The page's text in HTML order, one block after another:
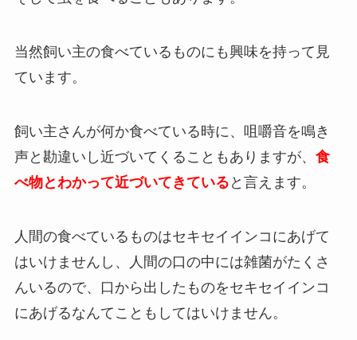
当然飼い主の食べているものにも興味を持って見
ています。
飼い主さんが何か食べている時に、咀嚼音を鳴き
声と勘違いし近づいてくることもありますが、 食
べ物とわかって近づいてきている と言えます。
人間の食べているものはセキセイインコにあげて
はいけませんし、
人間の口の中には雑菌がたくさ
んいるので、口から出したものをセキセイインコ
にあげるなんてこともしてはいけません。